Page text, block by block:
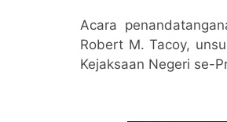
​Acara
Robert M. Tacoy,
Kejaksaan Negeri se-